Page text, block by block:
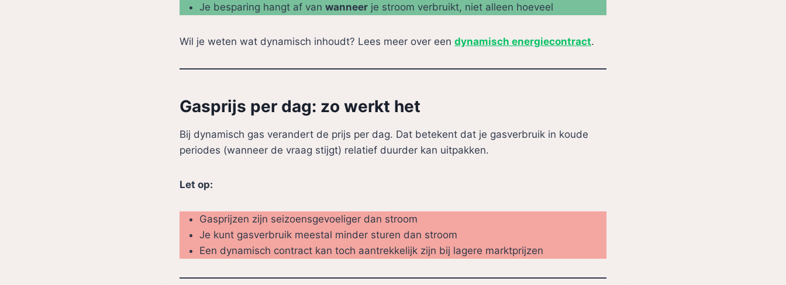
Je besparing hangt af van wanneer je stroom verbruikt, niet alleen hoeveel
Wil je weten wat dynamisch inhoudt? Lees meer over een dynamisch energiecontract.
Gasprijs per dag: zo werkt het
Bij dynamisch gas verandert de prijs per dag. Dat betekent dat je gasverbruik in koude
periodes (wanneer de vraag stijgt) relatief duurder kan uitpakken.
Let op:
Gasprijzen zijn seizoensgevoeliger dan stroom
Je kunt gasverbruik meestal minder sturen dan stroom
Een dynamisch contract kan toch aantrekkelijk zijn bij lagere marktprijzen